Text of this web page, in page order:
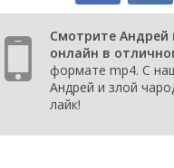
Смотрите Андрей
онлайн в
формате mp4. С
Андрей и злой
лайк!